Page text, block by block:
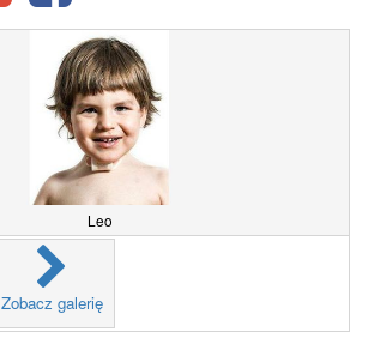
Leo
Zobacz galerię